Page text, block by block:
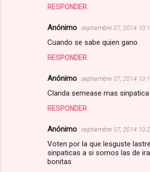
RESPONDER
Anónimo septiembre 07, 2014
Cuando se sabe quien gano
RESPONDER
Anónimo septiembre 07, 2014
Clarida semease mas sinpatica
RESPONDER
Anónimo septiembre 07, 2014
Voten por la que lesguste
sinpaticas a si somos las de
bonitas